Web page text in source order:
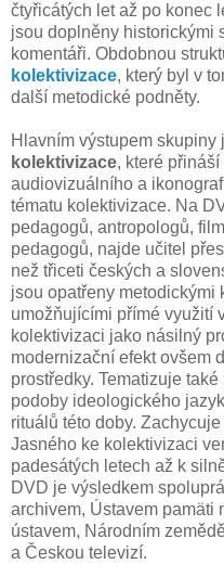
čtyřicátých let až po konec
jsou doplněny historickými
komentáři. Obdobnou
kolektivizace, který byl v
další metodické podněty.
Hlavním výstupem skupiny
kolektivizace, které
audiovizuálního a
tématu kolektivizace. Na
pedagogů, antropologů,
pedagogů, najde učitel
než třiceti českých a
jsou opatřeny metodickými
umožňujícími přímé využití
kolektivizaci jako násilný
modernizační efekt ovšem
prostředky. Tematizuje
podoby ideologického
rituálů této doby.
Jasného ke kolektivizaci
padesátých letech až k
DVD je výsledkem
archivem, Ústavem pamäti
ústavem, Národním
a Českou televizí.